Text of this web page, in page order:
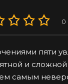
0
пяти
и
самым